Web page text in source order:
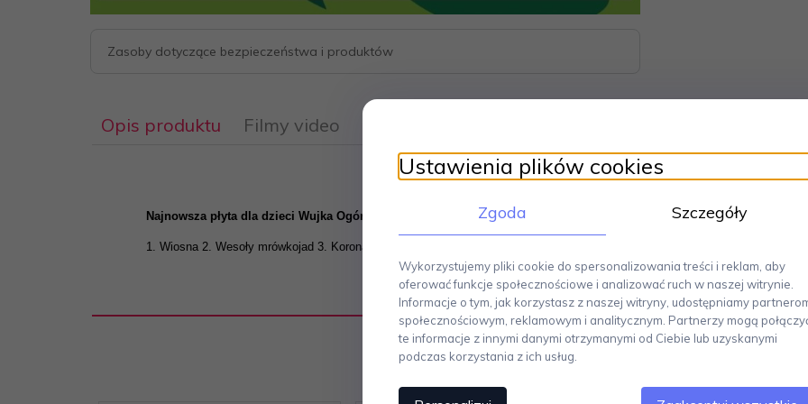
Zasoby dotyczące bezpieczeństwa i produktów
Opis produktu Filmy video
Najnowsza płyta dla dzieci Wujka Ogórka - Wesoły Mrówkojad - CD
1. Wiosna 2. Wesoły mrówkojad 3. Korona 4. Jej oczy 5. Makaronowy Król 2020
Polecamy
Ustawienia plików cookies
Zgoda Szczegóły
Wykorzystujemy pliki cookie do spersonalizowania treści i reklam, aby
oferować funkcje społecznościowe i analizować ruch w naszej witrynie.
Informacje o tym, jak korzystasz z naszej witryny, udostępniamy
społecznościowym, reklamowym i analitycznym. Partnerzy mogą
te informacje z innymi danymi otrzymanymi od Ciebie lub uzyskanymi
podczas korzystania z ich usług.